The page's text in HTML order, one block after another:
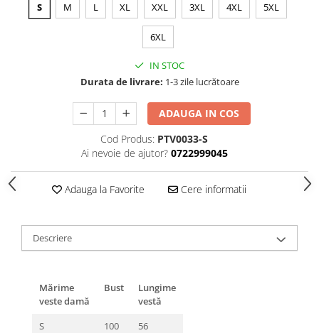
S M L XL XXL 3XL 4XL 5XL
6XL
IN STOC
Durata de livrare: 1-3 zile lucrătoare
ADAUGA IN COS
Cod Produs: PTV0033-S
Ai nevoie de ajutor? 0722999045
Adauga la Favorite Cere informatii
Descriere
Mărime
veste damă
Bust
Lungime
vestă
S
100
56